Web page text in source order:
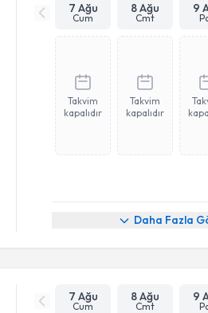
7 Ağu
Cum
8 Ağu
Cmt
9
Takvim
kapalıdır
Takvim
kapalıdır
Daha Fazla
7 Ağu
Cum
8 Ağu
Cmt
9